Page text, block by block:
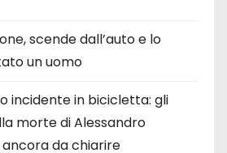
scende dall’auto e lo
un uomo
incidente in bicicletta: gli
morte di Alessandro
da chiarire